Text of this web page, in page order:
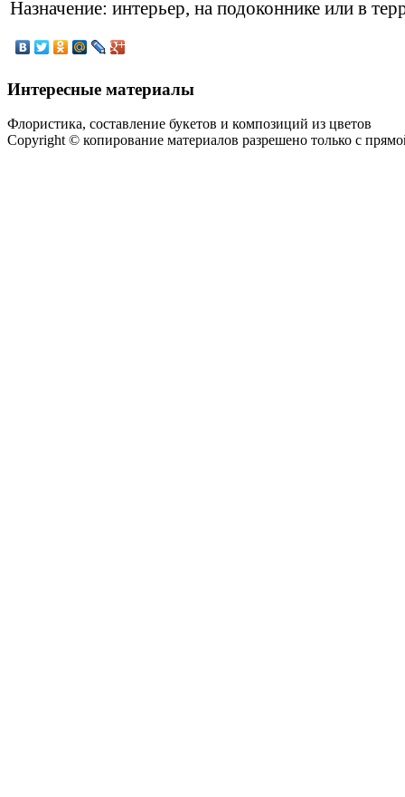
Назначение: интерьер, на подоконнике или в
Интересные материалы
Флористика, составление букетов и композиций из цветов
Copyright © копирование материалов разрешено только с